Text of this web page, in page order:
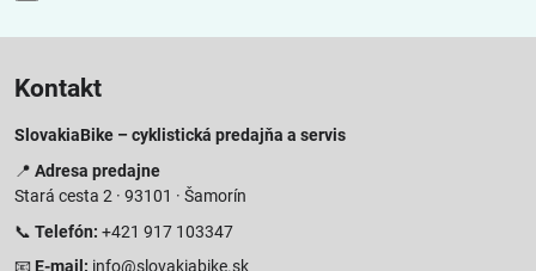
Kontakt
SlovakiaBike – cyklistická predajňa a servis
📍 Adresa predajne
Stará cesta 2 · 93101 · Šamorín
📞 Telefón: +421 917 103347
📧 E-mail: info@slovakiabike.sk